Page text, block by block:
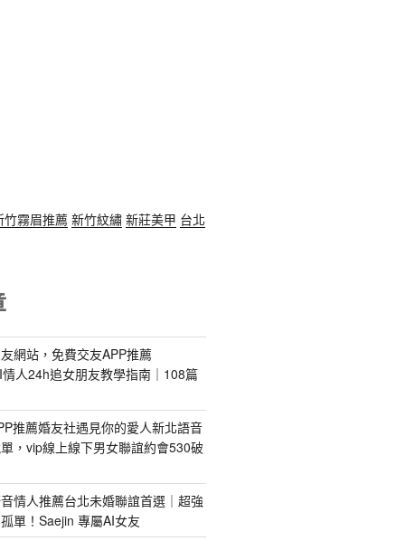
竹霧眉推薦 新竹紋繡 新莊美甲 台北
網站，免費交友APP推薦
人24h追女朋友教學指南｜108篇
推薦婚友社遇見你的愛人新北語音
，vip線上線下男女聯誼約會530破
情人推薦台北未婚聯誼首選｜超強
單！Saejin 專屬AI女友